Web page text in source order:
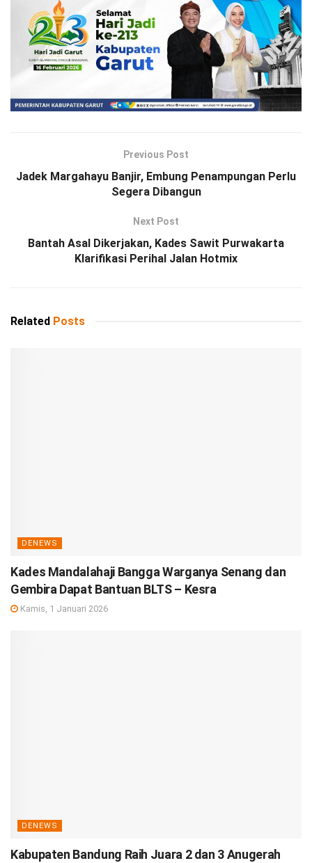
Previous Post
Jadek Margahayu Banjir, Embung Penampungan Perlu
Segera Dibangun
Next Post
Bantah Asal Dikerjakan, Kades Sawit Purwakarta
Klarifikasi Perihal Jalan Hotmix
Related Posts
DENEWS
Kades Mandalahaji Bangga Warganya Senang dan
Gembira Dapat Bantuan BLTS – Kesra
Kamis, 1 Januari 2026
DENEWS
Kabupaten Bandung Raih Juara 2 dan 3 Anugerah